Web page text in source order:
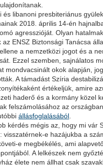
és libanoni presbiteriánus
2018. április 14-én
agresszióját. Olyan
az ENSZ Biztonsági Tanácsa
a nemzetközi jogot és a
Ezzel szemben, sajnálatos
mondvacsinált okok alapján,
A támadást Szíria
értékeljük, amire
haderő és a kormány közel
felszámolásához az
állásfoglalásából
kérdés mégis az, hogy mi vár
visszatérnek-e hazájukba a
e megbékélés, ami
A lelkészek nem
élete nem állhat csak